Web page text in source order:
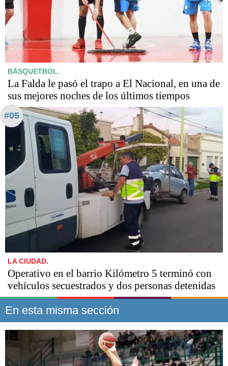
BÁSQUETBOL.
La Falda le pasó el trapo a El Nacional, en una de
sus mejores noches de los últimos tiempos
#05
LA CIUDAD.
Operativo en el barrio Kilómetro 5 terminó con
vehículos secuestrados y dos personas detenidas
En esta misma sección